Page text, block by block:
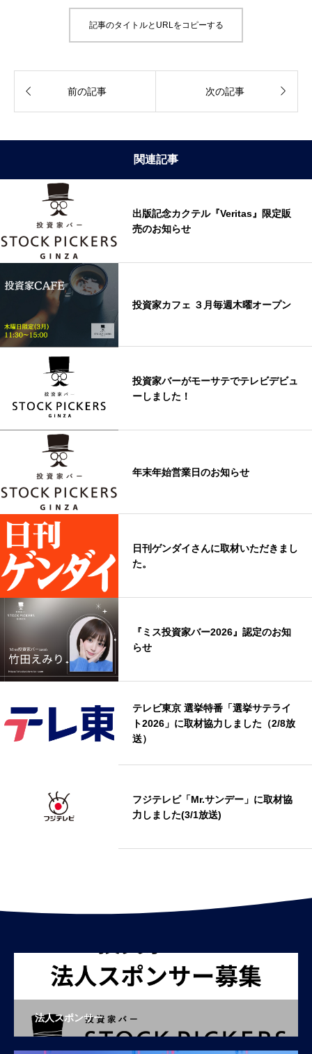
記事のタイトルとURLをコピーする
 前の記事 次の記事 
関連記事
出版記念カクテル『Veritas』限定販
売のお知らせ
投資家カフェ ３月毎週木曜オープン
投資家バーがモーサテでテレビデビュ
ーしました！
年末年始営業日のお知らせ
日刊ゲンダイさんに取材いただきまし
た。
『ミス投資家バー2026』認定のお知
らせ
テレビ東京 選挙特番「選挙サテライ
ト2026」に取材協力しました（2/8放
送）
フジテレビ「Mr.サンデー」に取材協
力しました(3/1放送)
法人スポンサー